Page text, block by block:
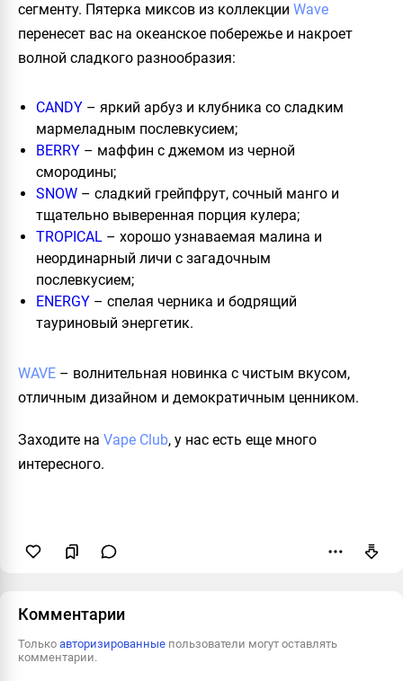
сегменту. Пятерка миксов из коллекции Wave
перенесет вас на океанское побережье и накроет
волной сладкого разнообразия:
CANDY – яркий арбуз и клубника со сладким
мармеладным послевкусием;
BERRY – маффин с джемом из черной
смородины;
SNOW – сладкий грейпфрут, сочный манго и
тщательно выверенная порция кулера;
TROPICAL – хорошо узнаваемая малина и
неординарный личи с загадочным
послевкусием;
ENERGY – спелая черника и бодрящий
тауриновый энергетик.
WAVE – волнительная новинка с чистым вкусом,
отличным дизайном и демократичным ценником.
Заходите на Vape Club, у нас есть еще много
интересного.
Комментарии
Только авторизированные пользователи могут оставлять
комментарии.